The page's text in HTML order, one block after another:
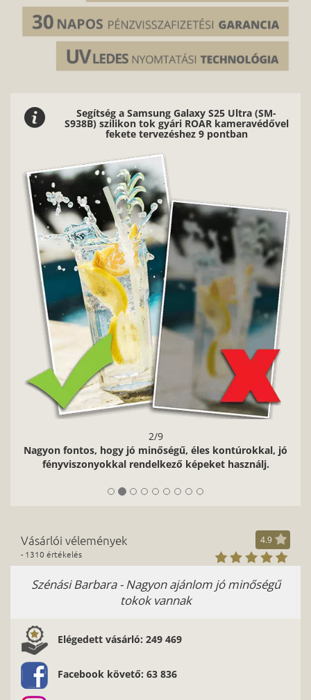
Segítség a Samsung Galaxy S25 Ultra (SM-
S938B) szilikon tok gyári ROAR kameravédővel
fekete tervezéshez 9 pontban
2/9
Nagyon fontos, hogy jó minőségű, éles kontúrokkal, jó
fényviszonyokkal rendelkező képeket használj.
Vásárlói vélemények
- 1310 értékelés
4.9
Szénási Barbara - Nagyon ajánlom jó minőségű
tokok vannak
Elégedett vásárló: 249 469
Facebook követő: 63 836